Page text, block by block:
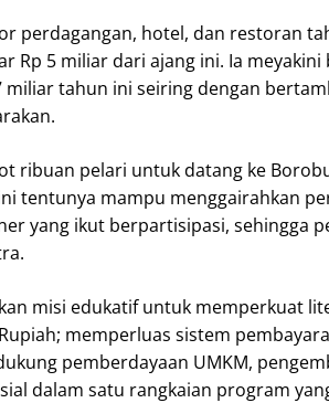
perdagangan, hotel, dan restoran
Rp 5 miliar dari ajang ini. Ia
miliar tahun ini seiring dengan
ribuan pelari untuk datang ke
tentunya mampu menggairahkan
yang ikut berpartisipasi, sehingga
misi edukatif untuk memperkuat
memperluas sistem
pemberdayaan UMKM,
dalam satu rangkaian program